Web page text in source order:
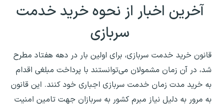
آخرین اخبار از نحوه خرید خدمت
سربازی
قانون خرید خدمت سربازی، برای اولین بار در دهه هفتاد مطرح
شد، در آن زمان مشمولان می‌توانستند با پرداخت مبلغی اقدام
به خرید مدت زمان خدمت سربازی اجباری خود کنند. این قانون
به مرور به دلیل نیاز مبرم کشور به سربازان جهت تامین امنیت